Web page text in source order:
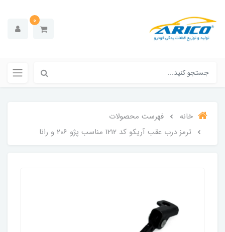
0
خانه
فهرست محصولات
ترمز درب عقب آریکو کد 1212 مناسب پژو 206 و رانا